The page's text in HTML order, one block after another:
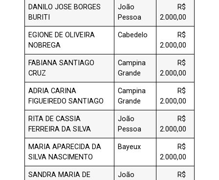
DANILO JOSE BORGES
BURITI
João
Pessoa
R$
2.000,00
EGIONE DE OLIVEIRA
NOBREGA
Cabedelo
R$
2.000,00
FABIANA SANTIAGO
CRUZ
Campina
Grande
R$
2.000,00
ADRIA CARINA
FIGUEIREDO SANTIAGO
Campina
Grande
R$
2.000,00
RITA DE CASSIA
FERREIRA DA SILVA
João
Pessoa
R$
2.000,00
MARIA APARECIDA DA
SILVA NASCIMENTO
Bayeux
R$
2.000,00
SANDRA MARIA DE
João
R$